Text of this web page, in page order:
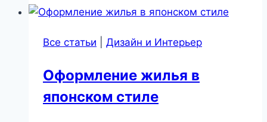
поколения:
и
конструкции
для
Все статьи Дизайн и Интерьер
Оформление жилья в
японском стиле